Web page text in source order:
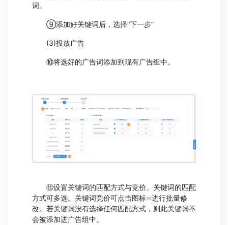
词。
⑨添加好关键词后，选择“下一步”
(3)投放广告
⑩将选好的广告词添加到现有广告组中。
⑪设置关键词的匹配方式与竞价。关键词的匹配
方式可多选。关键词竞价可点击图标
进行批量修
改。若关键词没有选择任何匹配方式，则此关键词不
会被添加进广告组中。